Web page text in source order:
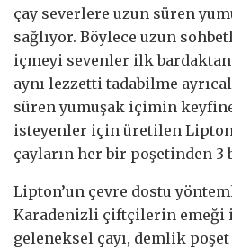
çay severlere uzun süren
sağlıyor. Böylece uzun
içmeyi sevenler ilk
aynı lezzetti tadabilme
süren yumuşak içimin
isteyenler için üretilen
çayların her bir poşetinden 3
Lipton’un çevre dostu
Karadenizli çiftçilerin emeği
geleneksel çayı, demlik